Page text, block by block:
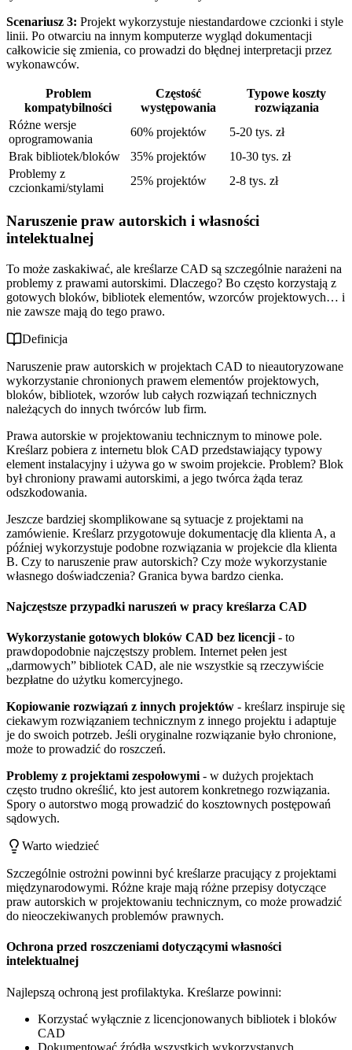
Scenariusz 3: Projekt wykorzystuje niestandardowe czcionki i style
linii. Po otwarciu na innym komputerze wygląd dokumentacji
całkowicie się zmienia, co prowadzi do błędnej interpretacji przez
wykonawców.
Problem
kompatybilności
Częstość
występowania
Typowe koszty
rozwiązania
Różne wersje
oprogramowania
60% projektów
5-20 tys. zł
Brak bibliotek/bloków
35% projektów
10-30 tys. zł
Problemy z
czcionkami/stylami
25% projektów 2-8 tys. zł
Naruszenie praw autorskich i własności
intelektualnej
To może zaskakiwać, ale kreślarze CAD są szczególnie narażeni na
problemy z prawami autorskimi. Dlaczego? Bo często korzystają z
gotowych bloków, bibliotek elementów, wzorców projektowych… i
nie zawsze mają do tego prawo.
Definicja
Naruszenie praw autorskich w projektach CAD to nieautoryzowane
wykorzystanie chronionych prawem elementów projektowych,
bloków, bibliotek, wzorów lub całych rozwiązań technicznych
należących do innych twórców lub firm.
Prawa autorskie w projektowaniu technicznym to minowe pole.
Kreślarz pobiera z internetu blok CAD przedstawiający typowy
element instalacyjny i używa go w swoim projekcie. Problem? Blok
był chroniony prawami autorskimi, a jego twórca żąda teraz
odszkodowania.
Jeszcze bardziej skomplikowane są sytuacje z projektami na
zamówienie. Kreślarz przygotowuje dokumentację dla klienta A, a
później wykorzystuje podobne rozwiązania w projekcie dla klienta
B. Czy to naruszenie praw autorskich? Czy może wykorzystanie
własnego doświadczenia? Granica bywa bardzo cienka.
Najczęstsze przypadki naruszeń w pracy kreślarza CAD
Wykorzystanie gotowych bloków CAD bez licencji - to
prawdopodobnie najczęstszy problem. Internet pełen jest
„darmowych” bibliotek CAD, ale nie wszystkie są rzeczywiście
bezpłatne do użytku komercyjnego.
Kopiowanie rozwiązań z innych projektów - kreślarz inspiruje się
ciekawym rozwiązaniem technicznym z innego projektu i adaptuje
je do swoich potrzeb. Jeśli oryginalne rozwiązanie było chronione,
może to prowadzić do roszczeń.
Problemy z projektami zespołowymi - w dużych projektach
często trudno określić, kto jest autorem konkretnego rozwiązania.
Spory o autorstwo mogą prowadzić do kosztownych postępowań
sądowych.
Warto wiedzieć
Szczególnie ostrożni powinni być kreślarze pracujący z projektami
międzynarodowymi. Różne kraje mają różne przepisy dotyczące
praw autorskich w projektowaniu technicznym, co może prowadzić
do nieoczekiwanych problemów prawnych.
Ochrona przed roszczeniami dotyczącymi własności
intelektualnej
Najlepszą ochroną jest profilaktyka. Kreślarze powinni:
Korzystać wyłącznie z licencjonowanych bibliotek i bloków
CAD
Dokumentować źródła wszystkich wykorzystanych